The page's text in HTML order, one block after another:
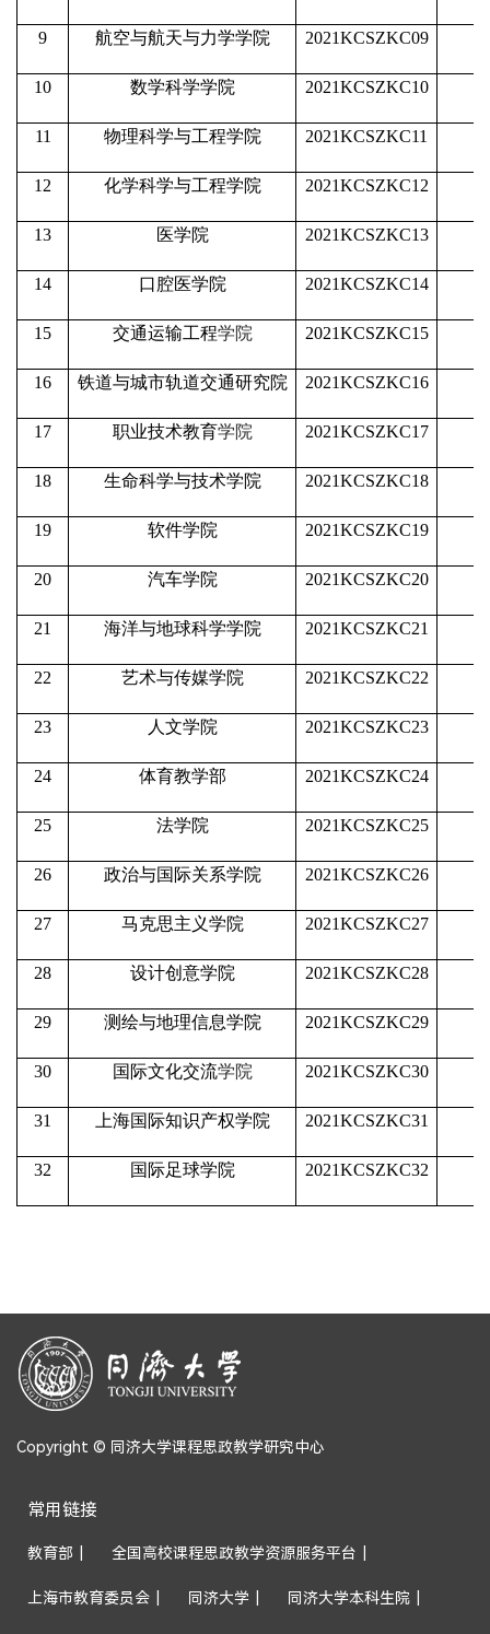
9 航空与航天与力学学院 2021KCSZKC09
10 数学科学学院 2021KCSZKC10
11 物理科学与工程学院 2021KCSZKC11
12 化学科学与工程学院 2021KCSZKC12
13 医学院 2021KCSZKC13
14 口腔医学院 2021KCSZKC14
15 交通运输工程学院 2021KCSZKC15
16 铁道与城市轨道交通研究院 2021KCSZKC16
17 职业技术教育学院 2021KCSZKC17
18 生命科学与技术学院 2021KCSZKC18
19 软件学院 2021KCSZKC19
20 汽车学院 2021KCSZKC20
21 海洋与地球科学学院 2021KCSZKC21
22 艺术与传媒学院 2021KCSZKC22
23 人文学院 2021KCSZKC23
24 体育教学部 2021KCSZKC24
25 法学院 2021KCSZKC25
26 政治与国际关系学院 2021KCSZKC26
27 马克思主义学院 2021KCSZKC27
28 设计创意学院 2021KCSZKC28
29 测绘与地理信息学院 2021KCSZKC29
30 国际文化交流学院 2021KCSZKC30
31 上海国际知识产权学院 2021KCSZKC31
32 国际足球学院 2021KCSZKC32
Copyright © 同济大学课程思政教学研究中心
常用链接
教育部 全国高校课程思政教学资源服务平台
上海市教育委员会 同济大学 同济大学本科生院